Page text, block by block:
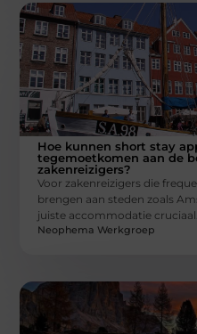
Hoe kunnen short stay
tegemoetkomen aan de
zakenreizigers?
Voor zakenreizigers die
brengen aan steden zoals
juiste accommodatie cruciaal.
Neophema Werkgroep